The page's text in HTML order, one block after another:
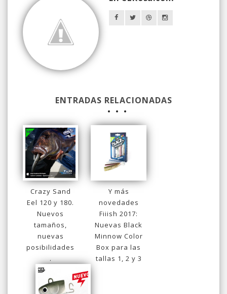
ENTRADAS RELACIONADAS
Crazy Sand
Eel 120 y 180.
Nuevos
tamaños,
nuevas
posibilidades
.
Y más
novedades
Fiiish 2017:
Nuevas Black
Minnow Color
Box para las
tallas 1, 2 y 3